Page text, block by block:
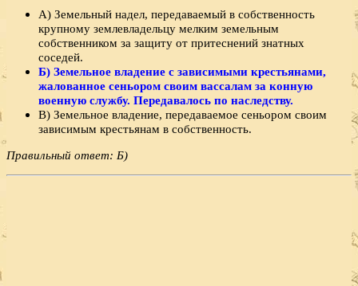
А) Земельный надел, передаваемый в собственность
крупному землевладельцу мелким земельным
собственником за защиту от притеснений знатных
соседей.
Б) Земельное владение с зависимыми крестьянами,
жалованное сеньором своим вассалам за конную
военную службу. Передавалось по наследству.
В) Земельное владение, передаваемое сеньором своим
зависимым крестьянам в собственность.
Правильный ответ: Б)